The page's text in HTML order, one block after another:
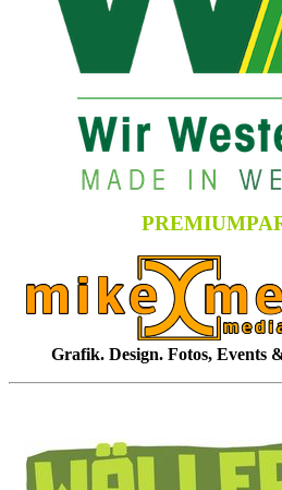
Grafik. Design. Fotos, Events